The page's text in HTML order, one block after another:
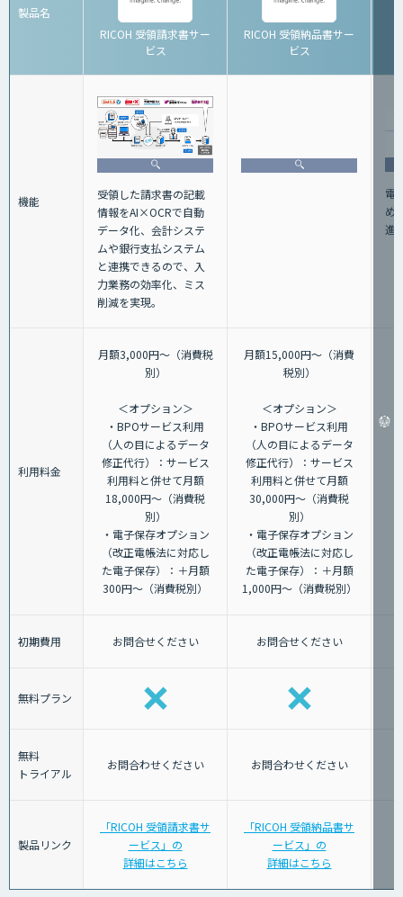
製品名
RICOH 受領請求書サー
ビス
RICOH 受領納品書サー
ビス
機能
受領した請求書の記載
情報をAI×OCRで自動
データ化、会計システ
ムや銀行支払システム
と連携できるので、入
力業務の効率化、ミス
削減を実現。
電
め
進
利用料金
月額3,000円～（消費税
別）
＜オプション＞
・BPOサービス利用
（人の目によるデータ
修正代行）：サービス
利用料と併せて月額
18,000円～（消費税
別）
・電子保存オプション
（改正電帳法に対応し
た電子保存）：＋月額
300円～（消費税別）
月額15,000円～（消費
税別）
＜オプション＞
・BPOサービス利用
（人の目によるデータ
修正代行）：サービス
利用料と併せて月額
30,000円～（消費税
別）
・電子保存オプション
（改正電帳法に対応し
た電子保存）：＋月額
1,000円～（消費税別）
初期費用 お問合せください お問合せください
無料プラン
無料
トライアル
お問合わせください お問合わせください
製品リンク
「RICOH 受領請求書サ
ービス」の
詳細はこちら
「RICOH 受領納品書サ
ービス」の
詳細はこちら